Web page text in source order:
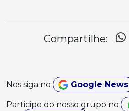
Compartilhe:
Nos siga no Google News
Participe do nosso grupo no